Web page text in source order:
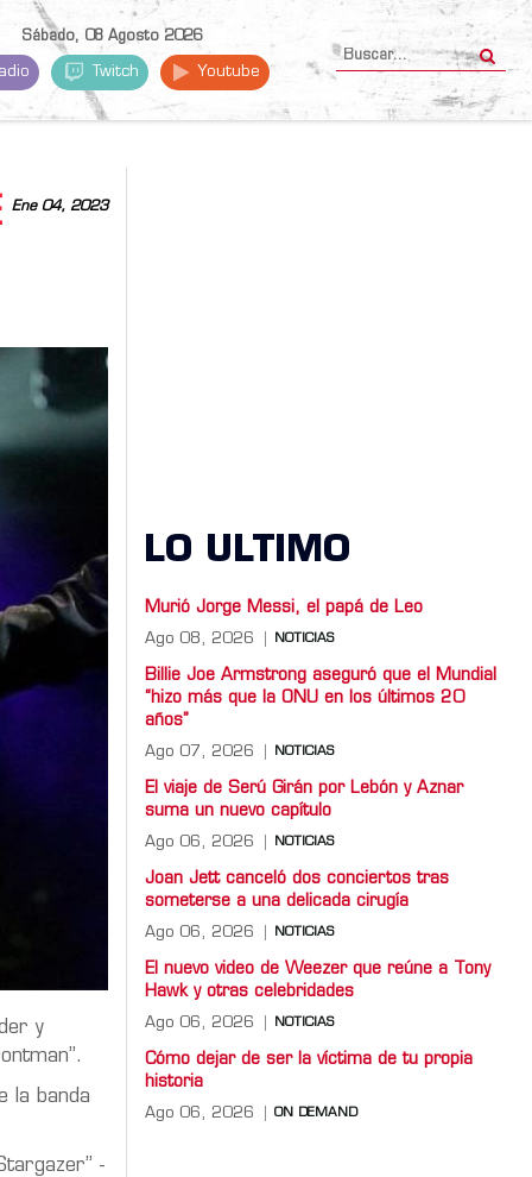
Sábado, 08 Agosto 2026
Twitch Youtube
Ene 04, 2023
y
la banda
-
LO ULTIMO
Murió Jorge Messi, el papá de Leo
Ago 08, 2026 NOTICIAS
Billie Joe Armstrong aseguró que el Mundial
“hizo más que la ONU en los últimos 20
años”
Ago 07, 2026 NOTICIAS
El viaje de Serú Girán por Lebón y Aznar
suma un nuevo capítulo
Ago 06, 2026 NOTICIAS
Joan Jett canceló dos conciertos tras
someterse a una delicada cirugía
Ago 06, 2026 NOTICIAS
El nuevo video de Weezer que reúne a Tony
Hawk y otras celebridades
Ago 06, 2026 NOTICIAS
Cómo dejar de ser la víctima de tu propia
historia
Ago 06, 2026 ON DEMAND